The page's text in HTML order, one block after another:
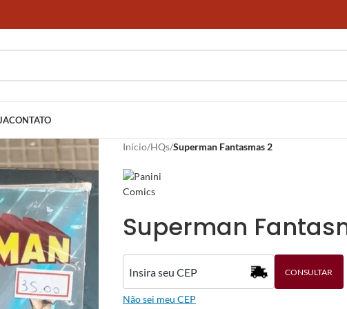
CONTATO
Início/HQs/Superman Fantasmas 2
Superman
CONSULTAR
Não sei meu CEP